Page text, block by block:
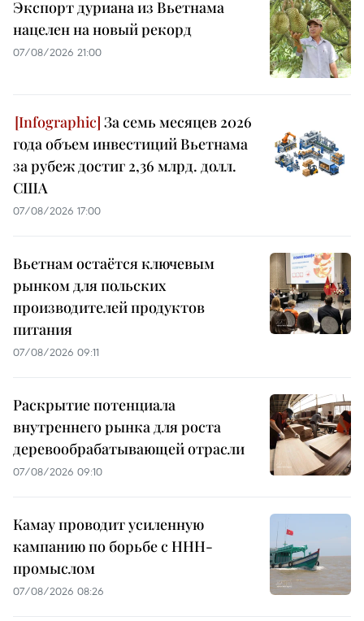
Экспорт дуриана из Вьетнама
нацелен на новый рекорд
07/08/2026 21:00
За семь месяцев 2026
года объем инвестиций Вьетнама
за рубеж достиг 2,36 млрд. долл.
США
07/08/2026 17:00
Вьетнам остаётся ключевым
рынком для польских
производителей продуктов
питания
07/08/2026 09:11
Раскрытие потенциала
внутреннего рынка для роста
деревообрабатывающей отрасли
07/08/2026 09:10
Камау проводит усиленную
кампанию по борьбе с ННН-
промыслом
07/08/2026 08:26